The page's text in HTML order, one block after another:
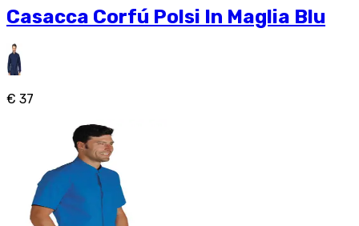
Casacca Corfú Polsi In Maglia Blu
€ 37